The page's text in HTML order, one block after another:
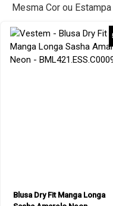
Mesma Cor ou Estampa
Blusa Dry Fit Manga Longa